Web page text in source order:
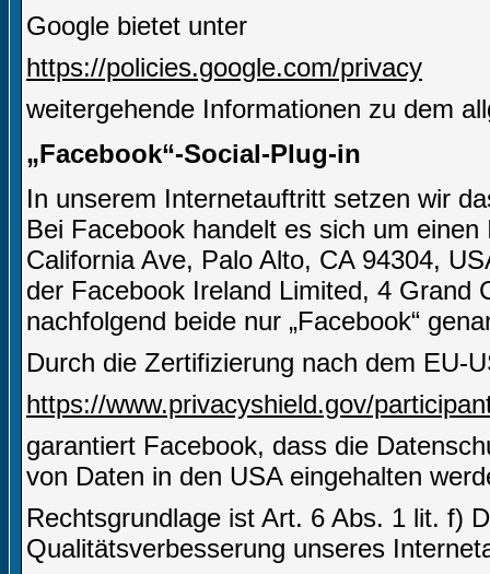
Google bietet unter
https://policies.google.com/privacy
weitergehende Informationen zu dem
„Facebook“-Social-Plug-in
In unserem Internetauftritt setzen wir
Bei Facebook handelt es sich um
California Ave, Palo Alto, CA 94304,
der Facebook Ireland Limited, 4 Grand
nachfolgend beide nur „Facebook“
Durch die Zertifizierung nach dem EU-
https://www.privacyshield.gov/
garantiert Facebook, dass die
von Daten in den USA eingehalten
Rechtsgrundlage ist Art. 6 Abs. 1 lit. f)
Qualitätsverbesserung unseres